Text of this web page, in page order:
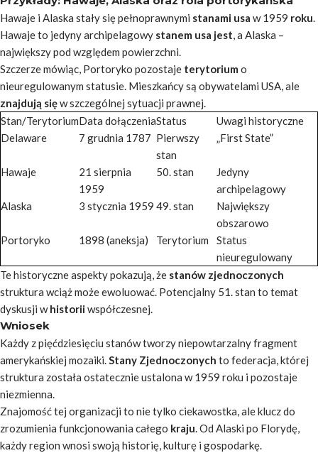
Hawaje i Alaska stały się pełnoprawnymi stanami usa w 1959 roku.
Hawaje to jedyny archipelagowy stanem usa jest, a Alaska –
największy pod względem powierzchni.
Szczerze mówiąc, Portoryko pozostaje terytorium o
nieuregulowanym statusie. Mieszkańcy są obywatelami USA, ale
znajdują sięw szczególnej sytuacji prawnej.
Stan/TerytoriumData dołączeniaStatus
Uwagi historyczne
Delaware
7 grudnia 1787 Pierwszy
stan
„First State”
Hawaje
21 sierpnia
1959
50. stan
Jedyny
archipelagowy
Alaska
3 stycznia 1959 49. stan
Największy
obszarowo
Portoryko
1898 (aneksja) Terytorium
Status
nieuregulowany
Te historyczne aspekty pokazują, że stanów zjednoczonych
struktura wciąż może ewoluować. Potencjalny 51. stan to temat
dyskusji whistoriiwspółczesnej.
Wniosek
Każdy z pięćdziesięciu stanów tworzy niepowtarzalny fragment
amerykańskiej mozaiki.Stany Zjednoczonych to federacja, której
struktura została ostatecznie ustalona w 1959 roku i pozostaje
niezmienna.
Znajomość tej organizacji to nie tylko ciekawostka, ale klucz do
zrozumienia funkcjonowania całego kraju. Od Alaski po Florydę,
każdy region wnosi swoją historię, kulturę i gospodarkę.